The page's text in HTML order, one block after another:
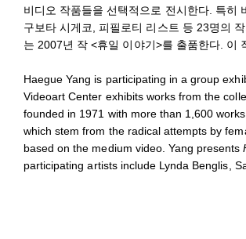
비디오 작품들을 선택적으로 전시한다. 특히
구보타 시게코, 피필로티 리스트 등 23명의
는 2007년 작 <휴일 이야기>를 출품한다. 이
Haegue Yang is participating in a group
Videoart Center exhibits works from the
founded in 1971 with more than 1,600
which stem from the radical attempts by
based on the medium video. Yang presents
participating artists include Lynda Benglis,